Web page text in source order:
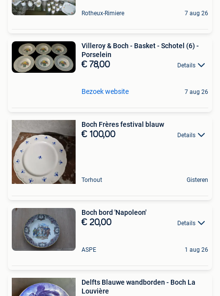
Rotheux-Rimiere 7 aug 26
Villeroy & Boch - Basket - Schotel (6) -
Porselein
€ 78,00 Details
Bezoek website 7 aug 26
Boch Frères festival blauw
€ 100,00 Details
Torhout Gisteren
Boch bord 'Napoleon'
€ 20,00 Details
ASPE 1 aug 26
Delfts Blauwe wandborden - Boch La
Louvière